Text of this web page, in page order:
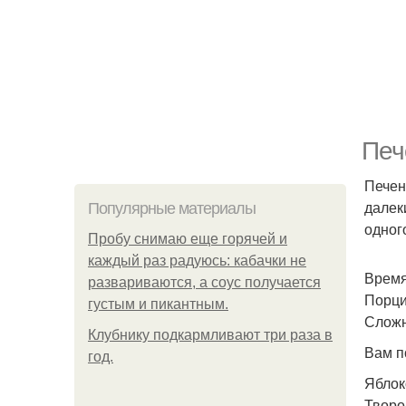
Популярные материалы
Пробу снимаю еще горячей и
каждый раз радуюсь: кабачки не
развариваются, а соус получается
густым и пикантным.
Клубнику подкaрмливают три раза в
гoд.
Вам